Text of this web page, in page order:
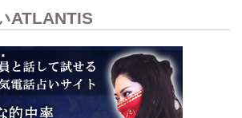
ATLANTIS